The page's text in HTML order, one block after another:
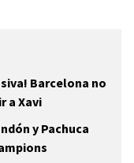
Barcelona no
a Xavi
y Pachuca